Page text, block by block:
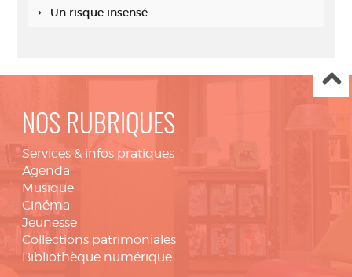
Un risque insensé
NOS RUBRIQUES
Services & infos pratiques
Agenda
Musique
Cinéma
Jeunesse
Collections patrimoniales
Bibliothèque numérique